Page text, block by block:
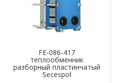
FE-086-417
теплообменник
разборный пластинчатый
Secespol